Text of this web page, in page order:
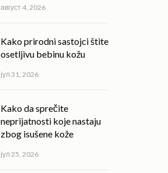
август 4, 2026
Kako prirodni sastojci štite
osetljivu bebinu kožu
јул 31, 2026
Kako da sprečite
neprijatnosti koje nastaju
zbog isušene kože
јул 25, 2026